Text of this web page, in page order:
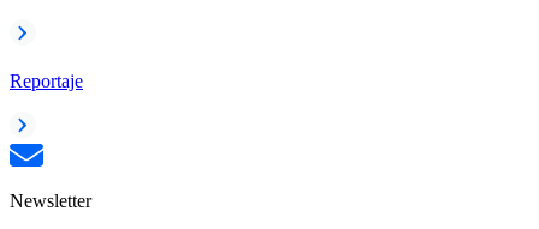
Reportaje
Newsletter